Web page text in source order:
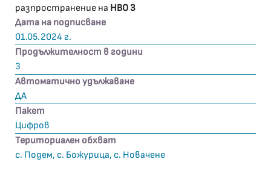
разпространение на HBO 3
Дата на подписване
01.05.2024 г.
Продължителност в години
3
Автоматично удължаване
ДА
Пакет
Цифров
Териториален обхват
с. Подем, с. Божурица, с. Новачене